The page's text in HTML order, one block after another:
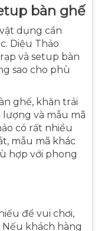
bàn ghế
dụng cần
Diệu Thảo
và setup bàn
sao cho phù
ghế, khăn trải
lượng và mẫu mã
có rất nhiều
mẫu mã khác
hợp với phong
để vui chơi,
khách hàng